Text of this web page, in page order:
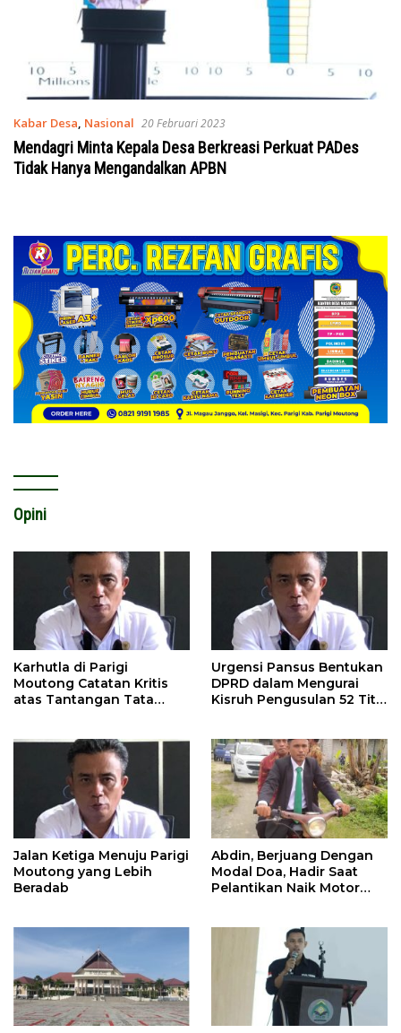
Kabar Desa, Nasional 20 Februari 2023
Mendagri Minta Kepala Desa Berkreasi Perkuat PADes
Tidak Hanya Mengandalkan APBN
Opini
Karhutla di Parigi
Moutong Catatan Kritis
atas Tantangan Tata
Urgensi Pansus Bentukan
DPRD dalam Mengurai
Kisruh Pengusulan 52 Titik
Jalan Ketiga Menuju Parigi
Moutong yang Lebih
Beradab
Abdin, Berjuang Dengan
Modal Doa, Hadir Saat
Pelantikan Naik Motor